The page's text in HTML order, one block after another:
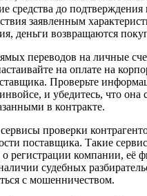
средства до подтверждения
заявленным
деньги возвращаются
переводов на личные
на оплате на
Проверьте
и убедитесь, что она
в контракте.
проверки
поставщика. Такие
регистрации компании, её
судебных
с мошенничеством.